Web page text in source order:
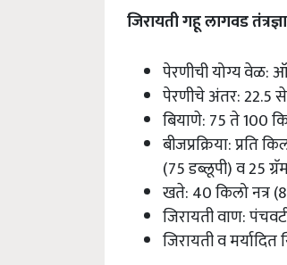
जिरायती गहू लागवड
पेरणीची योग्य वेळ:
पेरणीचे अंतर: 22.5
बियाणे: 75 ते 100
बीजप्रक्रिया: प्रति
(75 डब्लूपी) व 25
खते: 40 किलो नत्र
जिरायती वाण:
जिरायती व